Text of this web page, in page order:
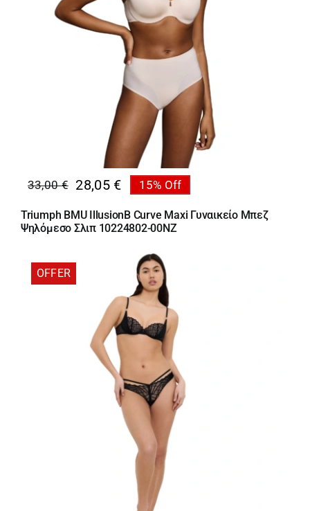
33,00€
Original
price
was:
28,05 €
Η
τρέχουσα
τιμή
28,05 €.
15% Off
Triumph BMU IllusionΒ Curve Maxi Γυναικείο Μπεζ
Ψηλόμεσο Σλιπ 10224802-00NZ
OFFER